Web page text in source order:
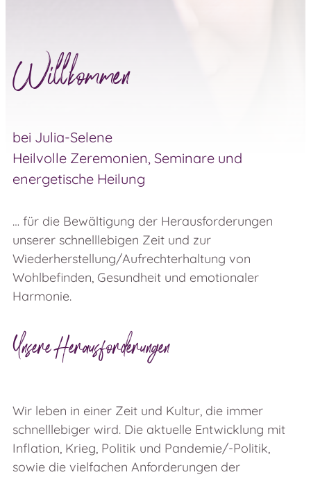
Willkommen
bei Julia-Selene
Heilvolle Zeremonien, Seminare und
energetische Heilung
… für die Bewältigung der Herausforderungen
unserer schnelllebigen Zeit und zur
Wiederherstellung/Aufrechterhaltung von
Wohlbefinden, Gesundheit und emotionaler
Harmonie.
Unsere Herausforderungen
Wir leben in einer Zeit und Kultur, die immer
schnelllebiger wird. Die aktuelle Entwicklung mit
Inflation, Krieg, Politik und Pandemie/-Politik,
sowie die vielfachen Anforderungen der